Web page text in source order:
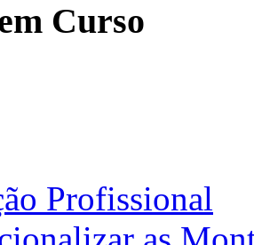
Curso
Profissional